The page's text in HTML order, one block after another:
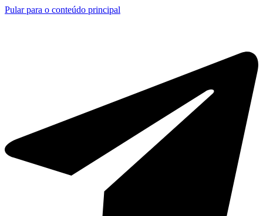
Pular para o conteúdo principal